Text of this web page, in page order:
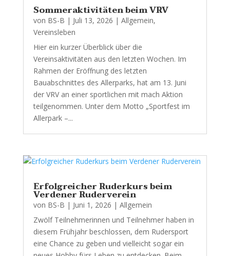
Sommeraktivitäten beim VRV
von BS-B | Juli 13, 2026 | Allgemein,
Vereinsleben
Hier ein kurzer Überblick über die
Vereinsaktivitäten aus den letzten Wochen. Im
Rahmen der Eröffnung des letzten
Bauabschnittes des Allerparks, hat am 13. Juni
der VRV an einer sportlichen mit mach Aktion
teilgenommen. Unter dem Motto „Sportfest im
Allerpark –...
Erfolgreicher Ruderkurs beim
Verdener Ruderverein
von BS-B | Juni 1, 2026 | Allgemein
Zwölf Teilnehmerinnen und Teilnehmer haben in
diesem Frühjahr beschlossen, dem Rudersport
eine Chance zu geben und vielleicht sogar ein